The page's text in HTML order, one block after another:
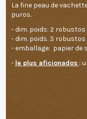
La fine peau de
puros.
- dim. poids: 2 robustos
- dim. poids. 3 robustos
- emballage: papier de
- le plus aficionados :